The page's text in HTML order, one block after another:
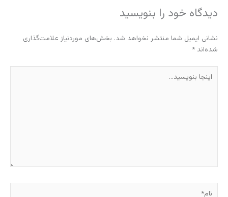
دیدگاه‌ خود را بنویسید
نشانی ایمیل شما منتشر نخواهد شد. بخش‌های موردنیاز علامت‌گذاری
شده‌اند *
بنویسید…